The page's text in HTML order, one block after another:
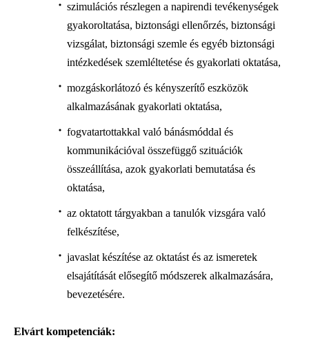
szimulációs részlegen a napirendi tevékenységek
gyakoroltatása, biztonsági ellenőrzés, biztonsági
vizsgálat, biztonsági szemle és egyéb biztonsági
intézkedések szemléltetése és gyakorlati oktatása,
mozgáskorlátozó és kényszerítő eszközök
alkalmazásának gyakorlati oktatása,
fogvatartottakkal való bánásmóddal és
kommunikációval összefüggő szituációk
összeállítása, azok gyakorlati bemutatása és
oktatása,
az oktatott tárgyakban a tanulók vizsgára való
felkészítése,
javaslat készítése az oktatást és az ismeretek
elsajátítását elősegítő módszerek alkalmazására,
bevezetésére.
Elvárt kompetenciák: